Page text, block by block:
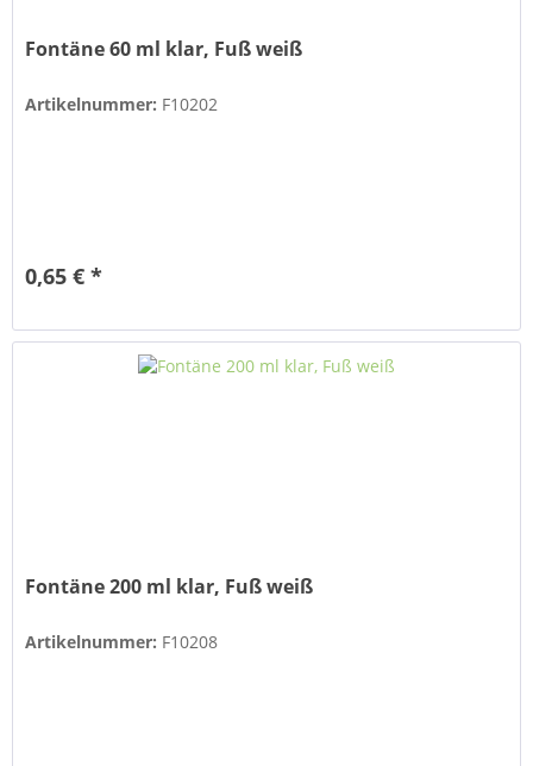
Fontäne 60 ml klar, Fuß weiß
Artikelnummer: F10202
0,65 € *
Fontäne 200 ml klar, Fuß weiß
Artikelnummer: F10208